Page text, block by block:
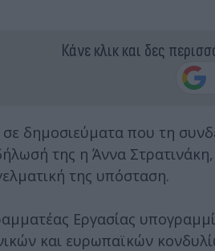
Κάνε κλικ και δες
δημοσιεύματα που τη
της η Άννα
της υπόσταση.
Εργασίας
και ευρωπαϊκών